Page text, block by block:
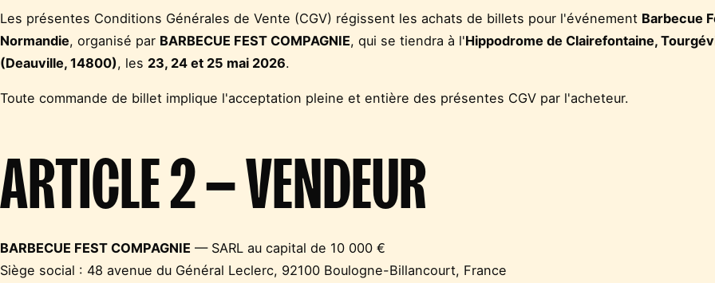
Les présentes Conditions Générales de Vente (CGV) régissent les achats de billets pour l'événement Barbecue
Normandie, organisé par BARBECUE FEST COMPAGNIE, qui se tiendra à l'Hippodrome de Clairefontaine,
(Deauville, 14800), les 23, 24 et 25 mai 2026.
Toute commande de billet implique l'acceptation pleine et entière des présentes CGV par l'acheteur.
ARTICLE 2 — VENDEUR
BARBECUE FEST COMPAGNIE — SARL au capital de 10 000 €
Siège social : 48 avenue du Général Leclerc, 92100 Boulogne-Billancourt, France